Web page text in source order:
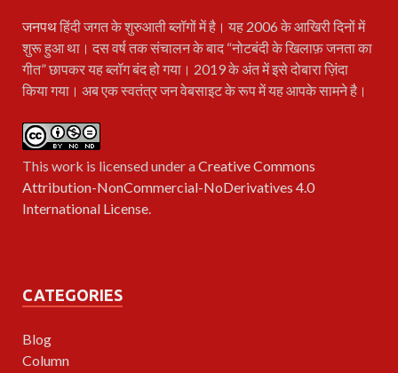
जनपथहिंदी जगत के शुरुआती ब्लॉगों में है। यह 2006 के आखिरी दिनों में
शुरू हुआ था। दस वर्ष तक संचालन के बाद “नोटबंदी के खिलाफ़ जनता का
गीत” छापकर यह ब्लॉग बंद हो गया। 2019 के अंत में इसे दोबारा ज़िंदा
किया गया। अब एक स्वतंत्र जन वेबसाइट के रूप में यह आपके सामने है।
This work is licensed under aCreative Commons
Attribution-NonCommercial-NoDerivatives 4.0
International License
CATEGORIES
Blog
Column